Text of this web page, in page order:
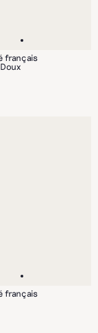
français
français